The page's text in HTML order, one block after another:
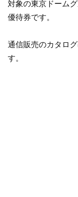
対象の東京ドーム
優待券です。
通信販売のカタロ
す。